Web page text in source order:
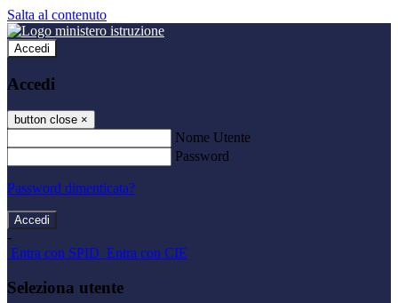
Salta al contenuto
Accedi
Accedi
button close ×
Nome Utente
Password
Password dimenticata?
-
Entra con SPID Entra con CIE
Seleziona utente